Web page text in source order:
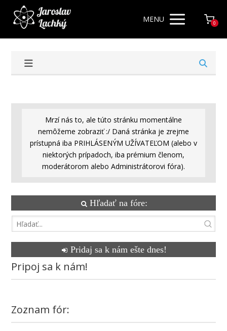
MENU 0
Mrzí nás to, ale túto stránku momentálne
nemôžeme zobraziť :/ Daná stránka je zrejme
prístupná iba PRIHLÁSENÝM UŽÍVATEĽOM (alebo v
niektorých prípadoch, iba prémium členom,
moderátorom alebo Administrátorovi fóra).
Hľadať na fóre:
Pridaj sa k nám ešte dnes!
Pripoj sa k nám!
Zoznam fór: